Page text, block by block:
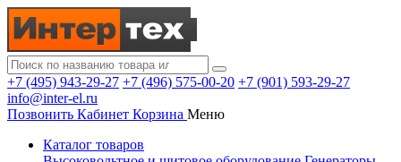
+7 (495) 943-29-27 +7 (496) 575-00-20 +7 (901) 593-29-27
info@inter-el.ru
Позвонить Кабинет Корзина Меню
Каталог товаров